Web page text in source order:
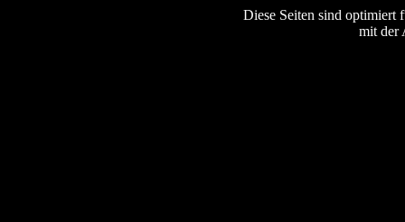
Diese Seiten sind optimiert
mit der